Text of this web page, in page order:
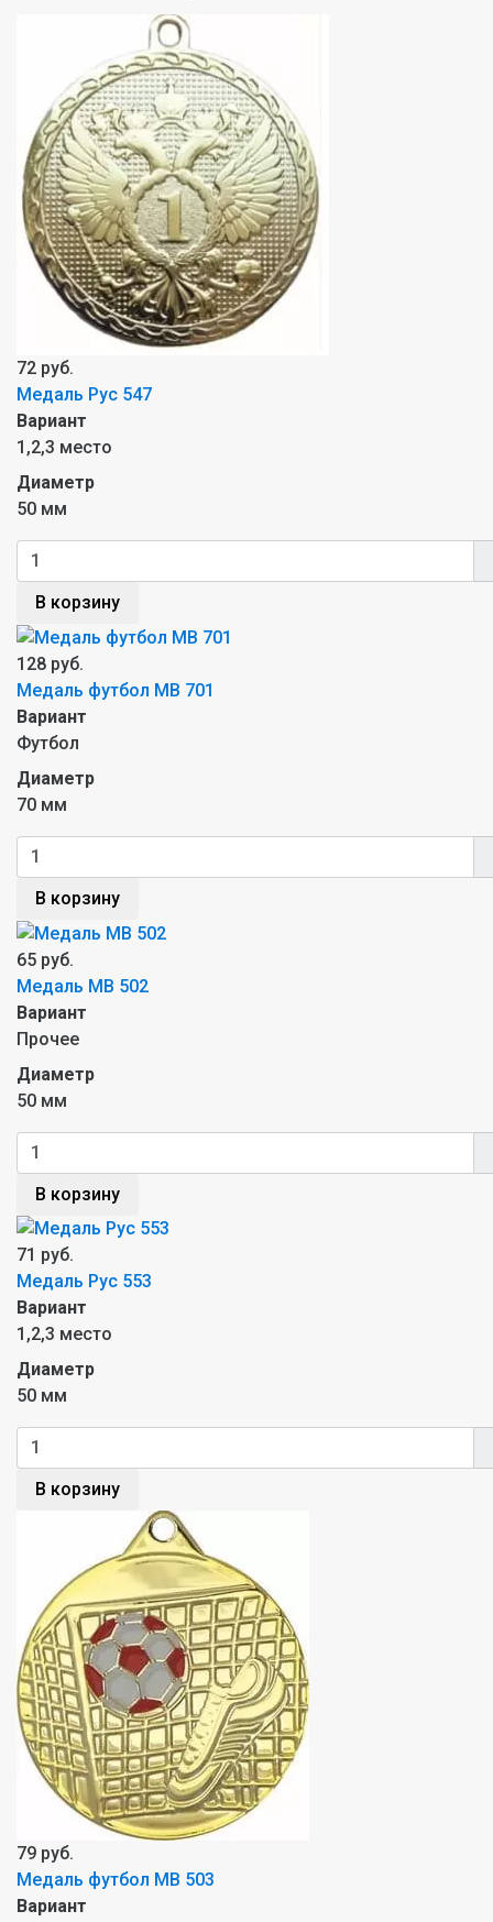
72 руб.
Mедаль Рус 547
Вариант
1,2,3 место
Диаметр
50 мм
В корзину
128 руб.
Медаль футбол MB 701
Вариант
Футбол
Диаметр
70 мм
В корзину
65 руб.
Медаль МB 502
Вариант
Прочее
Диаметр
50 мм
В корзину
71 руб.
Медаль Рус 553
Вариант
1,2,3 место
Диаметр
50 мм
В корзину
79 руб.
Mедаль футбол MB 503
Вариант